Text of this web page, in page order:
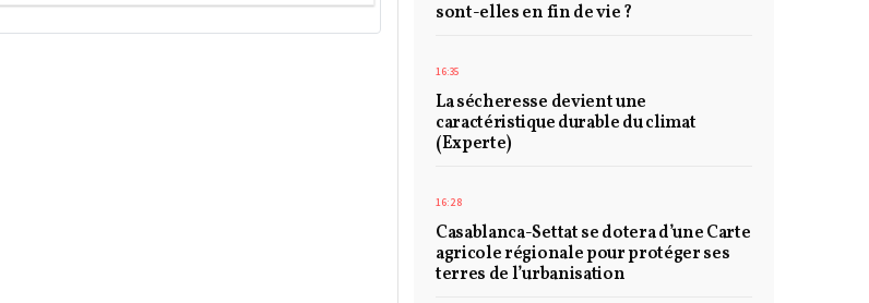
sont-elles en fin de vie ?
16:35
La sécheresse devient une
caractéristique durable du climat
(Experte)
16:28
Casablanca-Settat se dotera d’une Carte
agricole régionale pour protéger ses
terres de l’urbanisation